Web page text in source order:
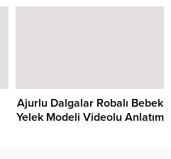
Ajurlu Dalgalar Robalı Bebek
Yelek Modeli Videolu Anlatım